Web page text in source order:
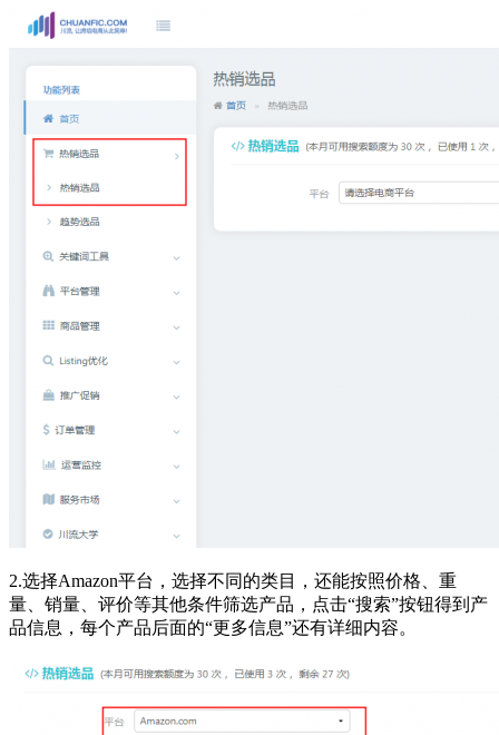
2.选择Amazon平台，选择不同的类目，还能按照价格、重
量、销量、评价等其他条件筛选产品，点击“搜索”按钮得到产
品信息，每个产品后面的“更多信息”还有详细内容。